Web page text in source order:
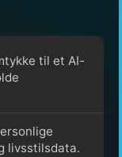
til et AI-
livsstilsdata.